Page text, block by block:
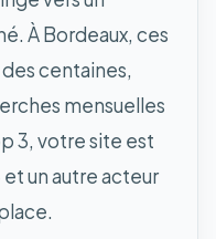
À Bordeaux, ces
centaines,
mensuelles
3, votre site est
un autre acteur